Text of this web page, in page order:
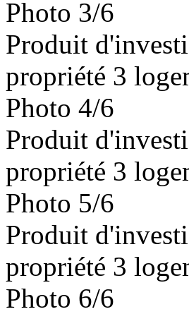
Photo 3/6
Produit
propriété 3
Photo 4/6
Produit
propriété 3
Photo 5/6
Produit
propriété 3
Photo 6/6